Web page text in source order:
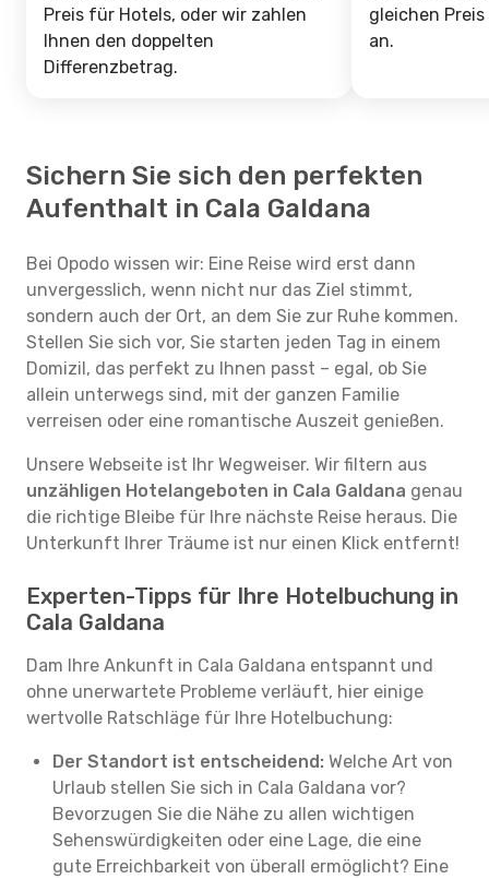
Preis für Hotels, oder wir zahlen
Ihnen den doppelten
Differenzbetrag.
gleichen
an.
Sichern Sie sich den perfekten
Aufenthalt in Cala Galdana
Bei Opodo wissen wir: Eine Reise wird erst dann
unvergesslich, wenn nicht nur das Ziel stimmt,
sondern auch der Ort, an dem Sie zur Ruhe kommen.
Stellen Sie sich vor, Sie starten jeden Tag in einem
Domizil, das perfekt zu Ihnen passt – egal, ob Sie
allein unterwegs sind, mit der ganzen Familie
verreisen oder eine romantische Auszeit genießen.
Unsere Webseite ist Ihr Wegweiser. Wir filtern aus
unzähligen Hotelangeboten in Cala Galdana genau
die richtige Bleibe für Ihre nächste Reise heraus. Die
Unterkunft Ihrer Träume ist nur einen Klick entfernt!
Experten-Tipps für Ihre Hotelbuchung in
Cala Galdana
Dam Ihre Ankunft in Cala Galdana entspannt und
ohne unerwartete Probleme verläuft, hier einige
wertvolle Ratschläge für Ihre Hotelbuchung:
Der Standort ist entscheidend: Welche Art von
Urlaub stellen Sie sich in Cala Galdana vor?
Bevorzugen Sie die Nähe zu allen wichtigen
Sehenswürdigkeiten oder eine Lage, die eine
gute Erreichbarkeit von überall ermöglicht? Eine